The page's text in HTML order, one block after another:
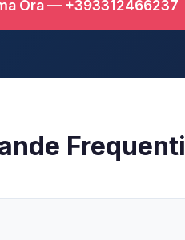
Ora — +393312466237
Frequenti